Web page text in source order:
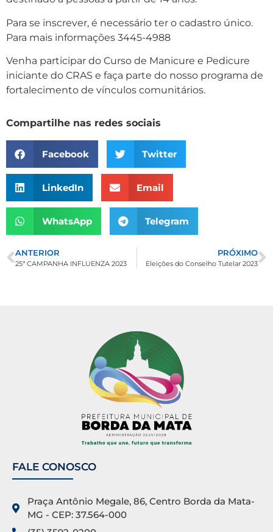
Para se inscrever, é necessário ter o cadastro único.
Para mais informações 3445-4988
Venha participar do Curso de Manicure e Pedicure
iniciante do CRAS e faça parte do nosso programa de
fortalecimento de vínculos comunitários.
Compartilhe nas redes sociais
Facebook Twitter
LinkedIn Email
WhatsApp Telegram
ANTERIOR
25ª CAMPANHA INFLUENZA 2023
PRÓXIMO
Eleições do Conselho Tutelar 2023
FALE CONOSCO
Praça Antônio Megale, 86, Centro Borda da Mata-
MG - CEP: 37.564-000